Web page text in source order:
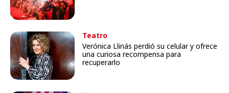
Teatro
Verónica Llinás perdió su celular y ofrece
una curiosa recompensa para
recuperarlo